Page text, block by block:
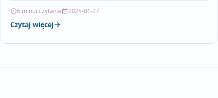
6 minut czytania 2025-01-27
Czytaj więcej